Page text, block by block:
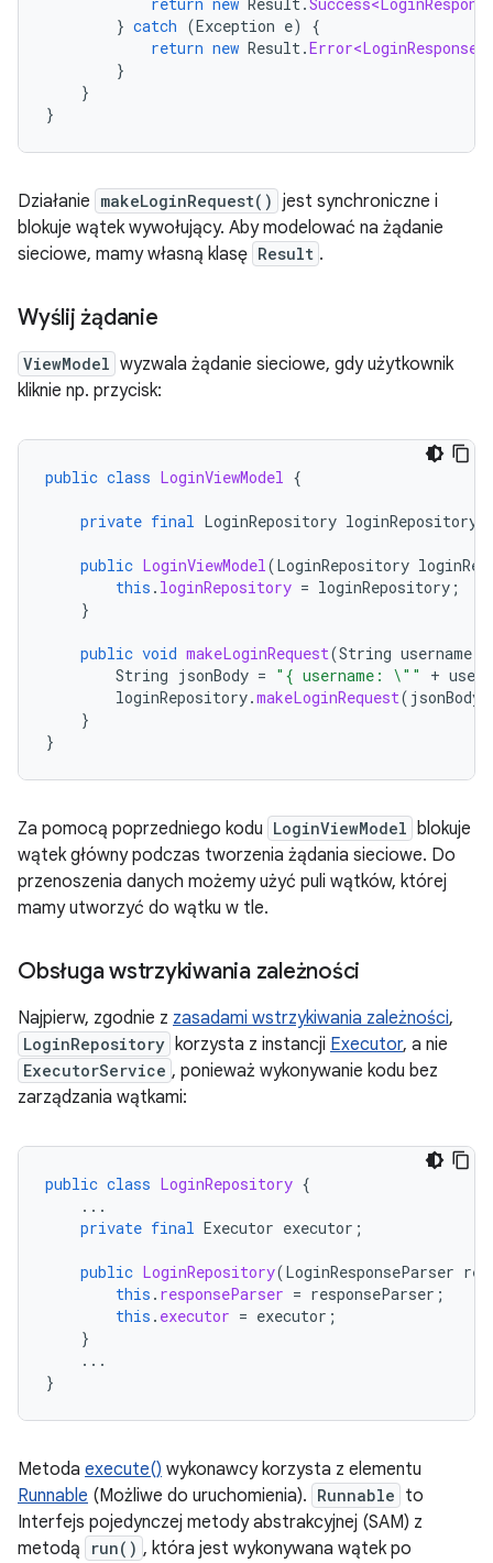
} catch (Exception e)
{
return new Result.Error<LoginResponse>
}
}
}
Działanie makeLoginRequest() jest synchroniczne i
blokuje wątek wywołujący. Aby modelować na żądanie
sieciowe, mamy własną klasę Result .
Wyślij żądanie
ViewModel wyzwala żądanie sieciowe, gdy użytkownik
kliknie np. przycisk:
public class LoginViewModel {
private final LoginRepository loginRepository
public LoginViewModel(LoginRepository
this . loginRepository = loginRepository ;
}
public void makeLoginRequest(String username
String jsonBody = "{ username: \"" +
loginRepository.makeLoginRequest( jsonBody
}
}
Za pomocą poprzedniego kodu LoginViewModel blokuje
wątek główny podczas tworzenia żądania sieciowe. Do
przenoszenia danych możemy użyć puli wątków, której
mamy utworzyć do wątku w tle.
Obsługa wstrzykiwania zależności
Najpierw, zgodnie z zasadami wstrzykiwania zależności,
LoginRepository korzysta z instancji Executor, a nie
ExecutorService , ponieważ wykonywanie kodu bez
zarządzania wątkami:
public class LoginRepository {
...
private final Executor executor ;
public LoginRepository(LoginResponseParser
this . responseParser = responseParser ;
this . executor = executor ;
}
...
}
Metoda execute() wykonawcy korzysta z elementu
Runnable (Możliwe do uruchomienia). Runnable to
Interfejs pojedynczej metody abstrakcyjnej (SAM) z
metodą
run() , która jest wykonywana wątek po